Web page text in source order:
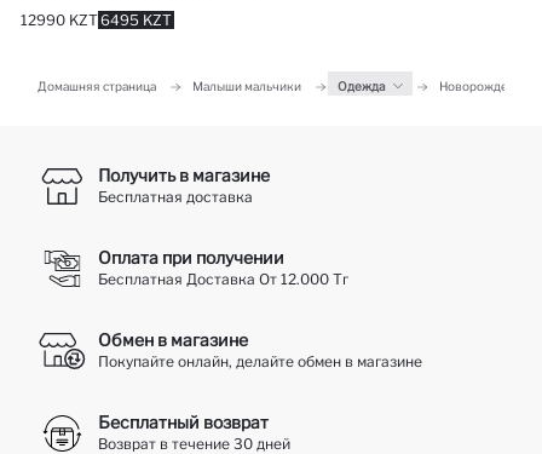
6495 KZT
12990 KZT
Домашняя страница Малыши мальчики Одежда Новорожденным
Получить в магазине
Бесплатная доставка
Оплата при получении
Бесплатная Доставка От 12.000 Тг
Обмен в магазине
Покупайте онлайн, делайте обмен в магазине
Бесплатный возврат
Возврат в течение 30 дней